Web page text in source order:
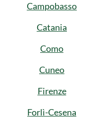
Campobasso
Catania
Como
Cuneo
Firenze
Forlì-Cesena